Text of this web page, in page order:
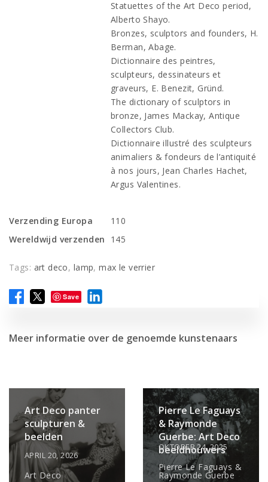
Statuettes of the Art Deco period,
Alberto Shayo.
Bronzes, sculptors and founders, H.
Berman, Abage.
Dictionnaire des peintres,
sculpteurs, dessinateurs et
graveurs, E. Benezit, Gründ.
The dictionary of sculptors in
bronze, James Mackay, Antique
Collectors Club.
Dictionnaire illustré des sculpteurs
animaliers & fondeurs de l’antiquité
à nos jours, Jean Charles Hachet,
Argus Valentines.
Verzending Europa
110
Wereldwijd verzenden
145
Tags: art deco, lamp,max le verrier
Save
Meer informatie over de genoemde kunstenaars
Art Deco panter
sculpturen &
beelden
APRIL 20, 2026
Art Deco
Pierre Le Faguays
& Raymonde
Guerbe: Art Deco
beeldhouwers
OKTOBER 24, 2025
Pierre Le Faguays &
Raymonde Guerbe